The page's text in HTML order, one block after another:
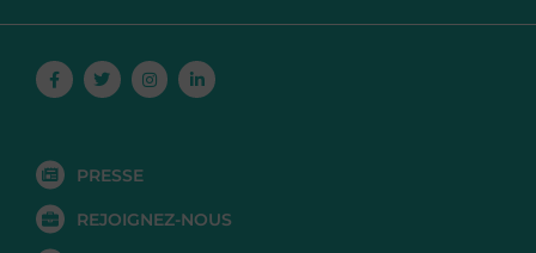
Facebook-
f
TwitterInstagramLinkedin-
in
PRESSE
REJOIGNEZ-NOUS